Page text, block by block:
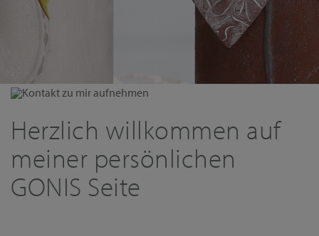
Kontakt zu mir aufnehmen
Herzlich willkommen auf
meiner persönlichen
GONIS Seite